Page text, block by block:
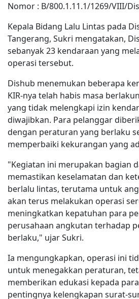
Nomor : B/800.1.11.1/1269/VIII/
Kepala Bidang Lalu Lintas pada
Tangerang, Sukri mengatakan,
sebanyak 23 kendaraan yang
operasi tersebut.
Dishub menemukan beberapa
KIR-nya telah habis masa
yang tidak melengkapi izin
diwajibkan. Para pelanggar
dengan peraturan yang berlaku
memperbaiki kekurangan yang
"Kegiatan ini merupakan bagian
memastikan keselamatan dan
berlalu lintas, terutama untuk
akan terus melakukan operasi
meningkatkan kepatuhan para
perusahaan angkutan terhadap
berlaku," ujar Sukri.
Ia mengungkapkan, operasi ini
untuk menegakkan peraturan,
memberikan edukasi kepada
pentingnya kelengkapan surat-